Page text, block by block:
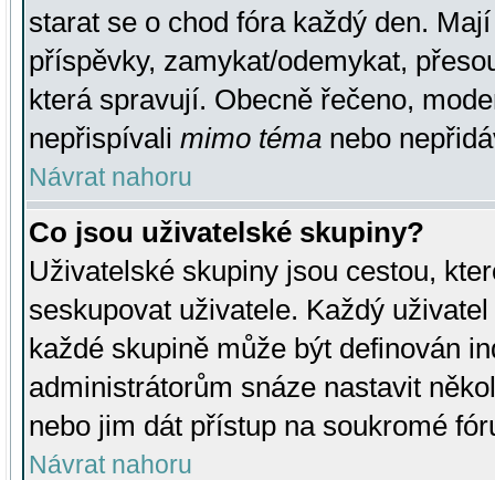
starat se o chod fóra každý den.
příspěvky, zamykat/odemykat,
která spravují. Obecně řečeno,
nepřispívali mimo téma nebo
Návrat nahoru
Co jsou uživatelské skupiny?
Uživatelské skupiny jsou cestou,
seskupovat uživatele. Každý
každé skupině může být definován
administrátorům snáze nastavit
nebo jim dát přístup na soukromé
Návrat nahoru